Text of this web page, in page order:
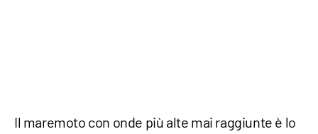
Il maremoto con onde più alte mai raggiunte è lo